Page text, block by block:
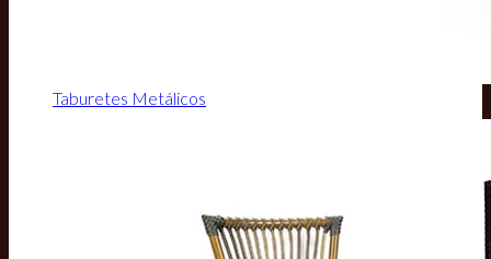
Taburetes Metálicos